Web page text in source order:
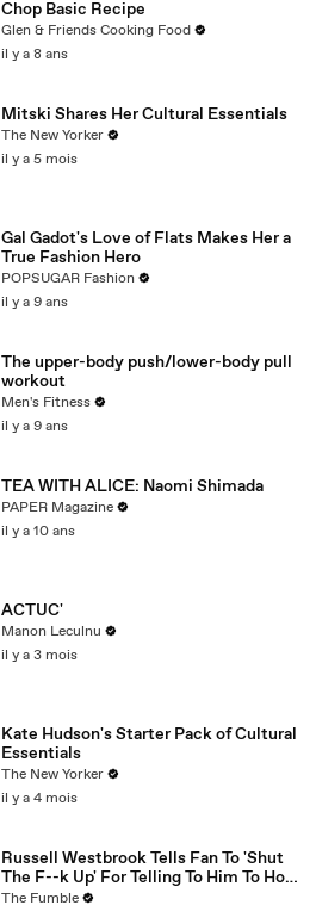
Chop Basic Recipe
Glen & Friends Cooking Food
il y a 8 ans
Mitski Shares Her Cultural Essentials
The New Yorker
il y a 5 mois
Gal Gadot's Love of Flats Makes Her a
True Fashion Hero
POPSUGAR Fashion
il y a 9 ans
The upper-body push/lower-body pull
workout
Men's Fitness
il y a 9 ans
TEA WITH ALICE: Naomi Shimada
PAPER Magazine
il y a 10 ans
ACTUC'
Manon Leculnu
il y a 3 mois
Kate Hudson's Starter Pack of Cultural
Essentials
The New Yorker
il y a 4 mois
Russell Westbrook Tells Fan To 'Shut
The F--k Up' For Telling To Him To How
To Play Better
The Fumble